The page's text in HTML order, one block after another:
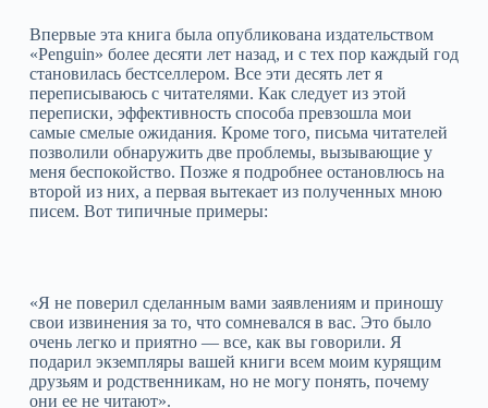
Впервые эта книга была опубликована издательством
«Penguin» более десяти лет назад, и с тех пор каждый год
становилась бестселлером. Все эти десять лет я
переписываюсь с читателями. Как следует из этой
переписки, эффективность способа превзошла мои
самые смелые ожидания. Кроме того, письма читателей
позволили обнаружить две проблемы, вызывающие у
меня беспокойство. Позже я подробнее остановлюсь на
второй из них, а первая вытекает из полученных мною
писем. Вот типичные примеры:
«Я не поверил сделанным вами заявлениям и приношу
свои извинения за то, что сомневался в вас. Это было
очень легко и приятно — все, как вы говорили. Я
подарил экземпляры вашей книги всем моим курящим
друзьям и родственникам, но не могу понять, почему
они ее не читают».